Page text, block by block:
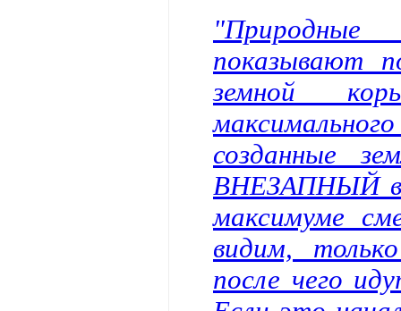
"Природные
показывают
земной
созданные
ВНЕЗАПНЫЙ
максимуме
видим,
после чего